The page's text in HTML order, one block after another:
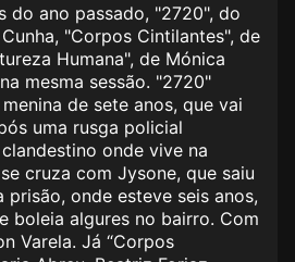
do ano passado, "2720", do
"Corpos Cintilantes", de
Humana", de Mónica
mesma sessão. "2720"
de sete anos, que vai
uma rusga policial
onde vive na
cruza com Jysone, que saiu
onde esteve seis anos,
boleia algures no bairro. Com
Varela. Já “Corpos